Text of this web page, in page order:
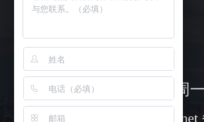
08:30-18:00 ( 周